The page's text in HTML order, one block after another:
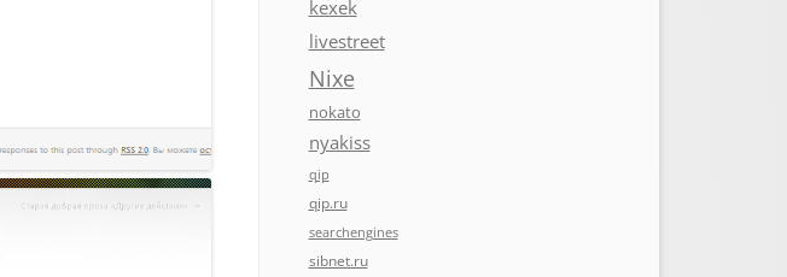
kexek
livestreet
Nixe
nokato
nyakiss
qip
qip.ru
searchengines
sibnet.ru